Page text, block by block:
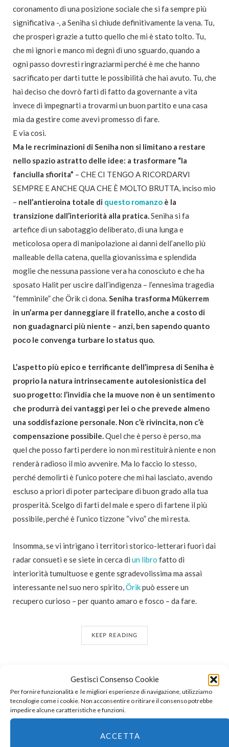
Gestisci Consenso Cookie
Per fornire funzionalità e le migliori esperienze di navigazione, utilizziamo
tecnologie come i cookie. Non acconsentire o ritirare il consenso potrebbe
impedire alcune caratteristiche e funzioni.
ACCETTA
coronamento di una posizione sociale che si fa sempre più
significativa -, a Seniha si chiude definitivamente la vena. Tu,
che prosperi grazie a tutto quello che mi è stato tolto. Tu,
che mi ignori e manco mi degni di uno sguardo, quando a
ogni passo dovresti ringraziarmi perché è me che hanno
sacrificato per darti tutte le possibilità che hai avuto. Tu, che
hai deciso che dovrò farti di fatto da governante a vita
invece di impegnarti a trovarmi un buon partito e una casa
mia da gestire come avevi promesso di fare.
E via così.
Ma le recriminazioni di Seniha non si limitano a restare
nello spazio astratto delle idee: a trasformare “la
fanciulla sfiorita” – CHE CI TENGO A RICORDARVI
SEMPRE E ANCHE QUA CHE È MOLTO BRUTTA, inciso mio
– nell’antieroina totale di questo romanzo è la
transizione dall’interiorità alla pratica.Seniha si fa
artefice di un sabotaggio deliberato, di una lunga e
meticolosa opera di manipolazione ai danni dell’anello più
malleable della catena, quella giovanissima e splendida
moglie che nessuna passione vera ha conosciuto e che ha
sposato Halit per uscire dall’indigenza – l’ennesima tragedia
“femminile” che Örik ci dona.Seniha trasforma Mükerrem
in un’arma per danneggiare il fratello, anche a costo di
non guadagnarci più niente – anzi, ben sapendo quanto
poco le convenga turbare lo status quo.
L’aspetto più epico e terrificante dell’impresa di Seniha è
proprio la natura intrinsecamente autolesionistica del
suo progetto: l’invidia che la muove non è un sentimento
che produrrà dei vantaggi per lei o che prevede almeno
una soddisfazione personale. Non c’è rivincita, non c’è
compensazione possibile.Quel che è perso è perso, ma
quel che posso farti perdere io non mi restituirà niente e non
renderà radioso il mio avvenire. Ma lo faccio lo stesso,
perché demolirti è l’unico potere che mi hai lasciato, avendo
escluso a priori di poter partecipare di buon grado alla tua
prosperità. Scelgo di farti del male e spero di fartene il più
possibile, perché è l’unico tizzone “vivo” che mi resta.
Insomma, se vi intrigano i territori storico-letterari fuori dai
radar consueti e se siete in cerca di un libro fatto di
interiorità tumultuose e gente sgradevolissima ma assai
interessante nel suo nero spirito,Örikpuò essere un
recupero curioso – per quanto amaro e fosco – da fare.
KEEP READING